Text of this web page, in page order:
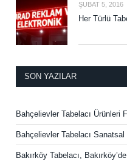
ŞUBAT 5, 2016
Her Türlü
SON YAZILAR
Bahçelievler Tabelacı Ürünleri
Bahçelievler Tabelacı Sanatsal
Bakırköy Tabelacı,